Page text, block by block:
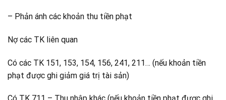
– Phản ánh các khoản thu tiền phạt
Nợ các TK liên quan
Có các TK 151, 153, 154, 156, 241, 211… (nếu khoản tiền
phạt được ghi giảm giá trị tài sản)